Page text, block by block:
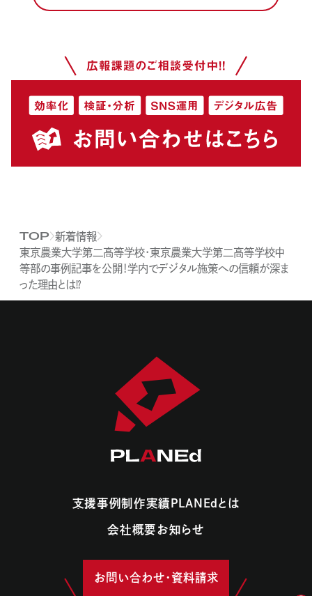
TOP
新着情報
東京農業大学第二高等学校・東京農業大学第二高等学校中
等部の事例記事を公開！学内でデジタル施策への信頼が深ま
った理由とは⁉︎
支援事例制作実績 PLANEdとは
会社概要お知らせ
お問い合わせ・資料請求